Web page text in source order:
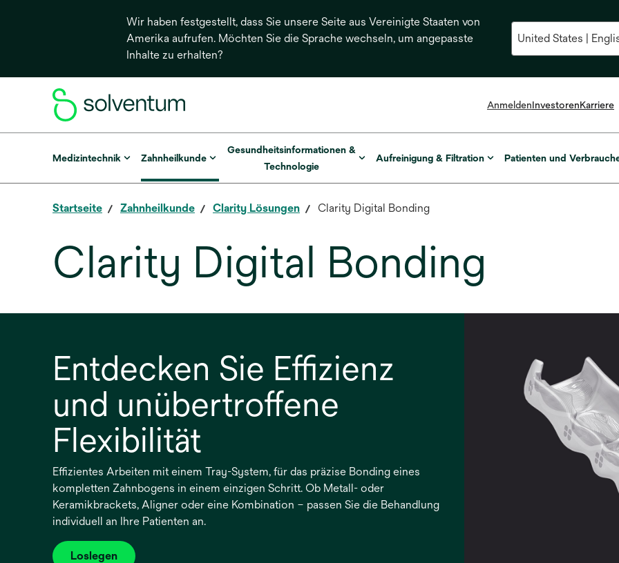
Wir haben festgestellt, dass Sie unsere Seite aus Vereinigte Staaten von
Amerika aufrufen. Möchten Sie die Sprache wechseln, um angepasste
Inhalte zu erhalten?
AnmeldenInvestorenKarriere
Medizintechnik Zahnheilkunde
Gesundheitsinformationen &
Technologie
Aufreinigung & Filtration Patienten und
Startseite Zahnheilkunde Clarity Lösungen Clarity Digital Bonding
Clarity Digital Bonding
Entdecken Sie Effizienz
und unübertroffene
Flexibilität
Effizientes Arbeiten mit einem Tray-System, für das präzise Bonding eines
kompletten Zahnbogens in einem einzigen Schritt. Ob Metall- oder
Keramikbrackets, Aligner oder eine Kombination – passen Sie die Behandlung
individuell an Ihre Patienten an.
Loslegen